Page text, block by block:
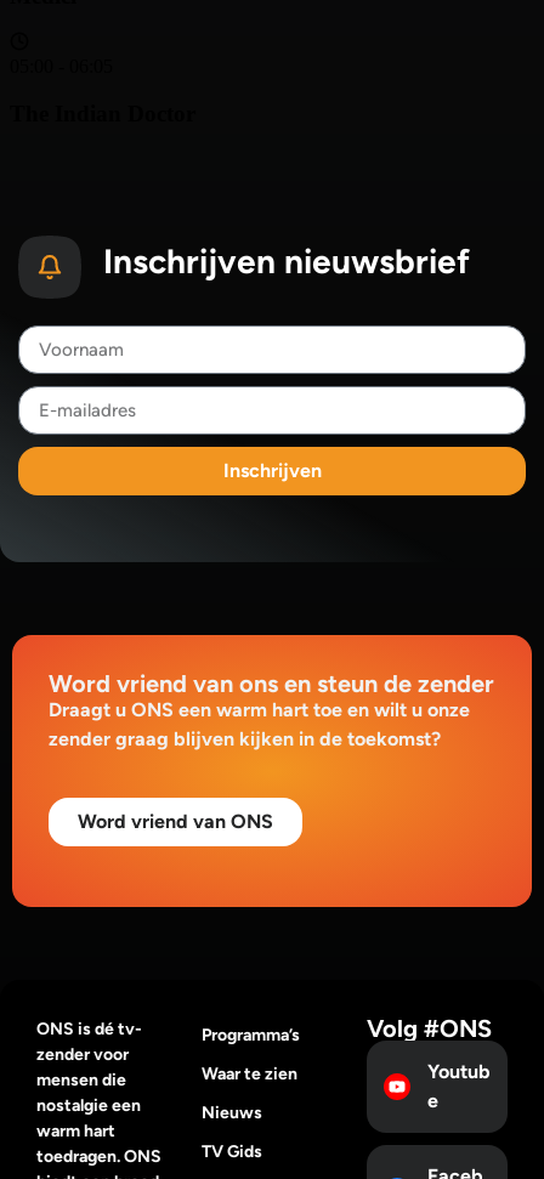
Inschrijven nieuwsbrief
Inschrijven
Word vriend van ons en steun de zender
Draagt u ONS een warm hart toe en wilt u onze
zender graag blijven kijken in de toekomst?
Word vriend van ONS
ONS is dé tv-
zender voor
mensen die
nostalgie een
warm hart
toedragen. ONS
Programma’s
Waar te zien
Nieuws
TV Gids
Volg #ONS
Youtub
e